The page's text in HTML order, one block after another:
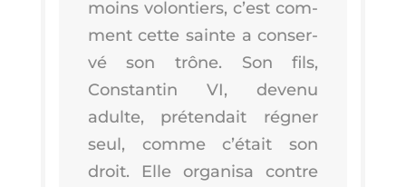
moins volon­tiers, c’est com­
ment cette sainte a conser­
vé son trône. Son fils,
Constan­tin VI, deve­nu
adulte, pré­ten­dait régner
seul, comme c’é­tait son
droit. Elle orga­ni­sa contre